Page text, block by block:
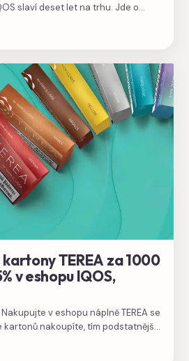
slaví deset let na trhu. Jde o
TEREA za 1000
v eshopu IQOS,
v eshopu náplně TEREA se
kartonů nakoupíte, tím podstatnější